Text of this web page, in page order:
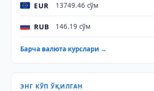
EUR 13749.46 сўм
RUB 146.19 сўм
Барча валюта курслари →
ЭНГ КЎП ЎҚИЛГАН